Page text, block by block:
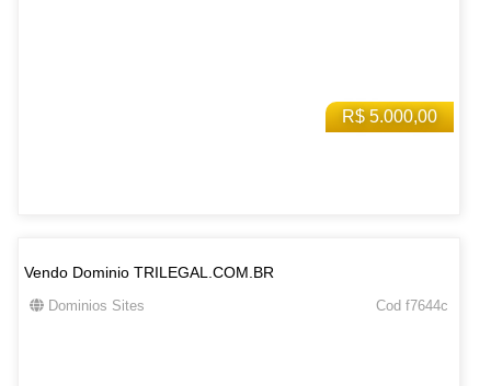
R$ 5.000,00
Vendo Dominio TRILEGAL.COM.BR
Dominios Sites Cod f7644c